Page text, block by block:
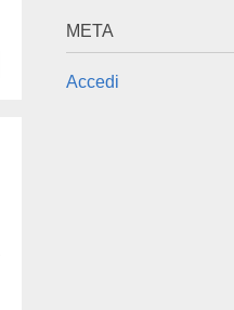
META
Accedi